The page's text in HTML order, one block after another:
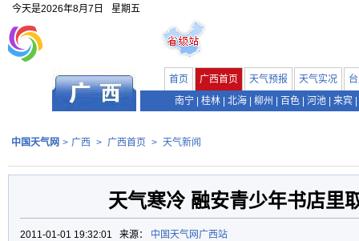
今天是2026年8月7日 星期五
首页 广西首页 天气预报 天气实况
南宁
桂林 北海 柳州 百色 河池 来宾
中国天气网 > 广西 > 广西首页 > 天气新闻
天气寒冷 融安青少年书店里
2011-01-01 19:32:01 来源： 中国天气网广西站